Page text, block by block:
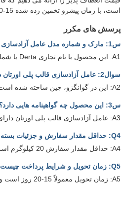
است، با زمان پیشرو تخمین زده شده 15-20 روز.
پرسش های مکرر
س1: مارک و شماره مدل عامل آزادسازی قالب پلی اورتان چیست؟
A1: این محصول با نام تجاری Derta با شماره مدل DT-3186-262 شناخته شده است.
سوال2: عامل آزادسازی قالب پلی اورتان در کجا تولید می شود؟
A2: این در گوانگژو، چین ساخته شده است.
س3: این محصول چه گواهینامه هایی دارد؟
A3: عامل آزادسازی قالب پلی اورتان دارای گواهینامه SGS است.
Q4: حداقل مقدار سفارش و جزئیات بسته بندی چیست؟
A4: حداقل مقدار سفارش 20 کیلوگرم است و در بشکه های 20 کیلوگرم بسته بندی می شود.
Q5: زمان تحویل و شرایط پرداخت چیست؟
A5: زمان تحویل معمولاً 15-20 روز است و شرایط پرداخت T / T (تحویل تلگراف) است.